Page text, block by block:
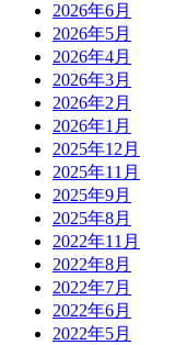
2026年6月
2026年5月
2026年4月
2026年3月
2026年2月
2026年1月
2025年12月
2025年11月
2025年9月
2025年8月
2022年11月
2022年8月
2022年7月
2022年6月
2022年5月